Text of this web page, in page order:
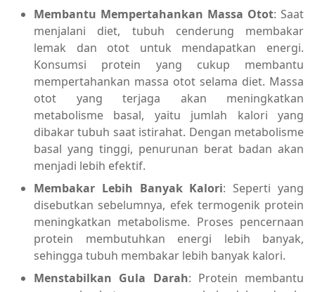
Membantu Mempertahankan Massa Otot: Saat
menjalani diet, tubuh cenderung membakar
lemak dan otot untuk mendapatkan energi.
Konsumsi protein yang cukup membantu
mempertahankan massa otot selama diet. Massa
otot yang terjaga akan meningkatkan
metabolisme basal, yaitu jumlah kalori yang
dibakar tubuh saat istirahat. Dengan metabolisme
basal yang tinggi, penurunan berat badan akan
menjadi lebih efektif.
Membakar Lebih Banyak Kalori: Seperti yang
disebutkan sebelumnya, efek termogenik protein
meningkatkan metabolisme. Proses pencernaan
protein membutuhkan energi lebih banyak,
sehingga tubuh membakar lebih banyak kalori.
Menstabilkan Gula Darah: Protein membantu